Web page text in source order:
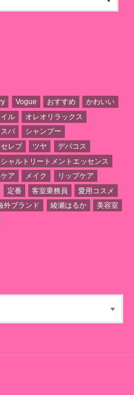
Vogue おすすめ
かわいい
ル
オレオリラックス
パ
シャンプー
セレブ ツヤ
デパコス
ャルトリートメントエッセンス
ア メイク
リップケア
定番 客室乗務員
愛用コスメ
外ブランド 綾瀬はるか
美容室